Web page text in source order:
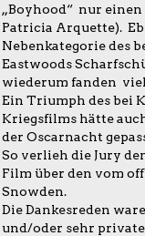
„Boyhood“ nur
Patricia Arquette).
Nebenkategorie des
Eastwoods
wiederum fanden
Ein Triumph des bei
Kriegsfilms hätte
der Oscarnacht
So verlieh die Jury
Film über den vom
Snowden.
Die Dankesreden
und/oder sehr